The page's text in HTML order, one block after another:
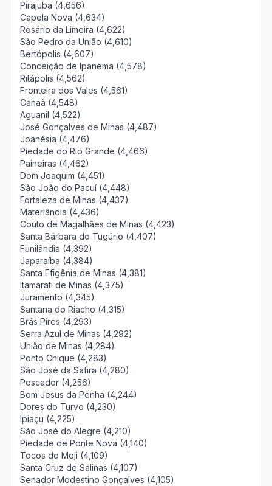
Pirajuba (4,656)
Capela Nova (4,634)
Rosário da Limeira (4,622)
São Pedro da União (4,610)
Bertópolis (4,607)
Conceição de Ipanema (4,578)
Ritápolis (4,562)
Fronteira dos Vales (4,561)
Canaã (4,548)
Aguanil (4,522)
José Gonçalves de Minas (4,487)
Joanésia (4,476)
Piedade do Rio Grande (4,466)
Paineiras (4,462)
Dom Joaquim (4,451)
São João do Pacuí (4,448)
Fortaleza de Minas (4,437)
Materlândia (4,436)
Couto de Magalhães de Minas (4,423)
Santa Bárbara do Tugúrio (4,407)
Funilândia (4,392)
Japaraíba (4,384)
Santa Efigênia de Minas (4,381)
Itamarati de Minas (4,375)
Juramento (4,345)
Santana do Riacho (4,315)
Brás Pires (4,293)
Serra Azul de Minas (4,292)
União de Minas (4,284)
Ponto Chique (4,283)
São José da Safira (4,280)
Pescador (4,256)
Bom Jesus da Penha (4,244)
Dores do Turvo (4,230)
Ipiaçu (4,225)
São José do Alegre (4,210)
Piedade de Ponte Nova (4,140)
Tocos do Moji (4,109)
Santa Cruz de Salinas (4,107)
Senador Modestino Gonçalves (4,105)